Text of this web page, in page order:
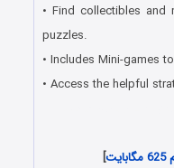
• Find collectibles and
puzzles.
• Includes Mini-games
• Access the helpful
]